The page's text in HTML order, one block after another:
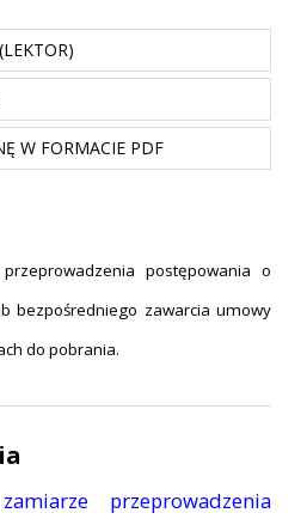
W FORMACIE PDF
postępowania o
bezpośredniego zawarcia umowy
do pobrania.
przeprowadzenia